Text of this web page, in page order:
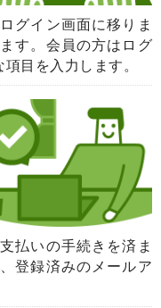
グイン画面に移りま
す。会員の方はログ
目を入力します。
払いの手続きを済ま
登録済みのメールア